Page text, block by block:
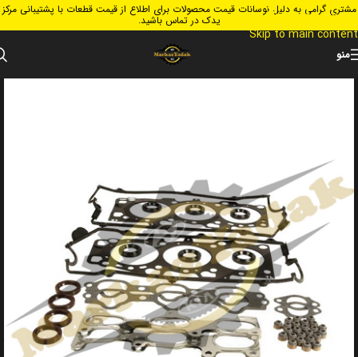
Skip to navigation
Skip to main content
مشتری گرامی به دلیل نوسانات قیمت محصولات برای اطلاع از قیمت قطعات با پشتیبانی مرکز
یدک در تماس باشید.
منو